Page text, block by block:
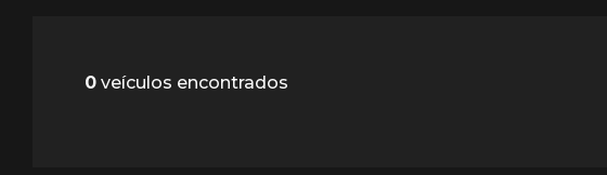
0 veículos encontrados